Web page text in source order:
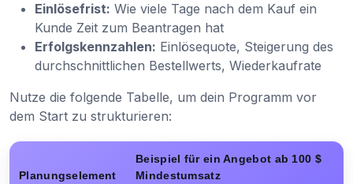
Einlösefrist: Wie viele Tage nach dem Kauf ein
Kunde Zeit zum Beantragen hat
Erfolgskennzahlen: Einlösequote, Steigerung des
durchschnittlichen Bestellwerts, Wiederkaufrate
Nutze die folgende Tabelle, um dein Programm vor
dem Start zu strukturieren:
Planungselement
Beispiel für ein Angebot ab 100 $
Mindestumsatz